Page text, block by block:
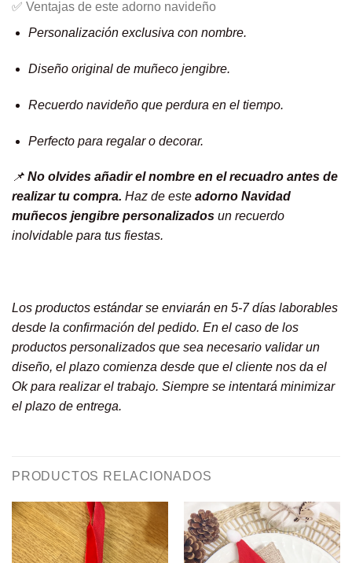
✅ Ventajas de este adorno navideño
Personalización exclusiva con nombre.
Diseño original de muñeco jengibre.
Recuerdo navideño que perdura en el tiempo.
Perfecto para regalar o decorar.
📌 No olvides añadir el nombre en el recuadro antes de
realizar tu compra. Haz de este adorno Navidad
muñecos jengibre personalizados un recuerdo
inolvidable para tus fiestas.
Los productos estándar se enviarán en 5-7 días laborables
desde la confirmación del pedido. En el caso de los
productos personalizados que sea necesario validar un
diseño, el plazo comienza desde que el cliente nos da el
Ok para realizar el trabajo. Siempre se intentará minimizar
el plazo de entrega.
PRODUCTOS RELACIONADOS